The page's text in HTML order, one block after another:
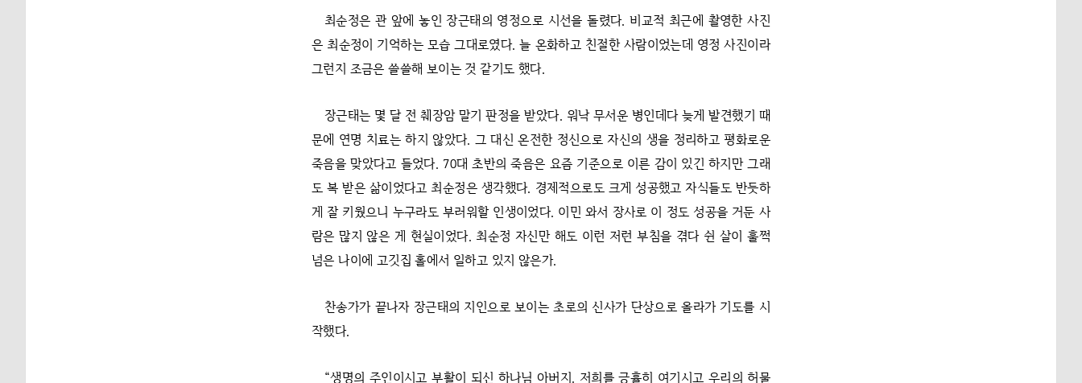
최순정은 관 앞에 놓인 장근태의 영정으로 시선을 돌렸다. 비교적 최근에 촬영한 사진
은 최순정이 기억하는 모습 그대로였다. 늘 온화하고 친절한 사람이었는데 영정 사진이라
그런지 조금은 쓸쓸해 보이는 것 같기도 했다.
장근태는 몇 달 전 췌장암 말기 판정을 받았다. 워낙 무서운 병인데다 늦게 발견했기 때
문에 연명 치료는 하지 않았다. 그 대신 온전한 정신으로 자신의 생을 정리하고 평화로운
죽음을 맞았다고 들었다. 70대 초반의 죽음은 요즘 기준으로 이른 감이 있긴 하지만 그래
도 복 받은 삶이었다고 최순정은 생각했다. 경제적으로도 크게 성공했고 자식들도 반듯하
게 잘 키웠으니 누구라도 부러워할 인생이었다. 이민 와서 장사로 이 정도 성공을 거둔 사
람은 많지 않은 게 현실이었다. 최순정 자신만 해도 이런 저런 부침을 겪다 쉰 살이 훌쩍
넘은 나이에 고깃집 홀에서 일하고 있지 않은가.
찬송가가 끝나자 장근태의 지인으로 보이는 초로의 신사가 단상으로 올라가 기도를 시
작했다.
“생명의 주인이시고 부활이 되신 하나님 아버지. 저희를 긍휼히 여기시고 우리의 허물